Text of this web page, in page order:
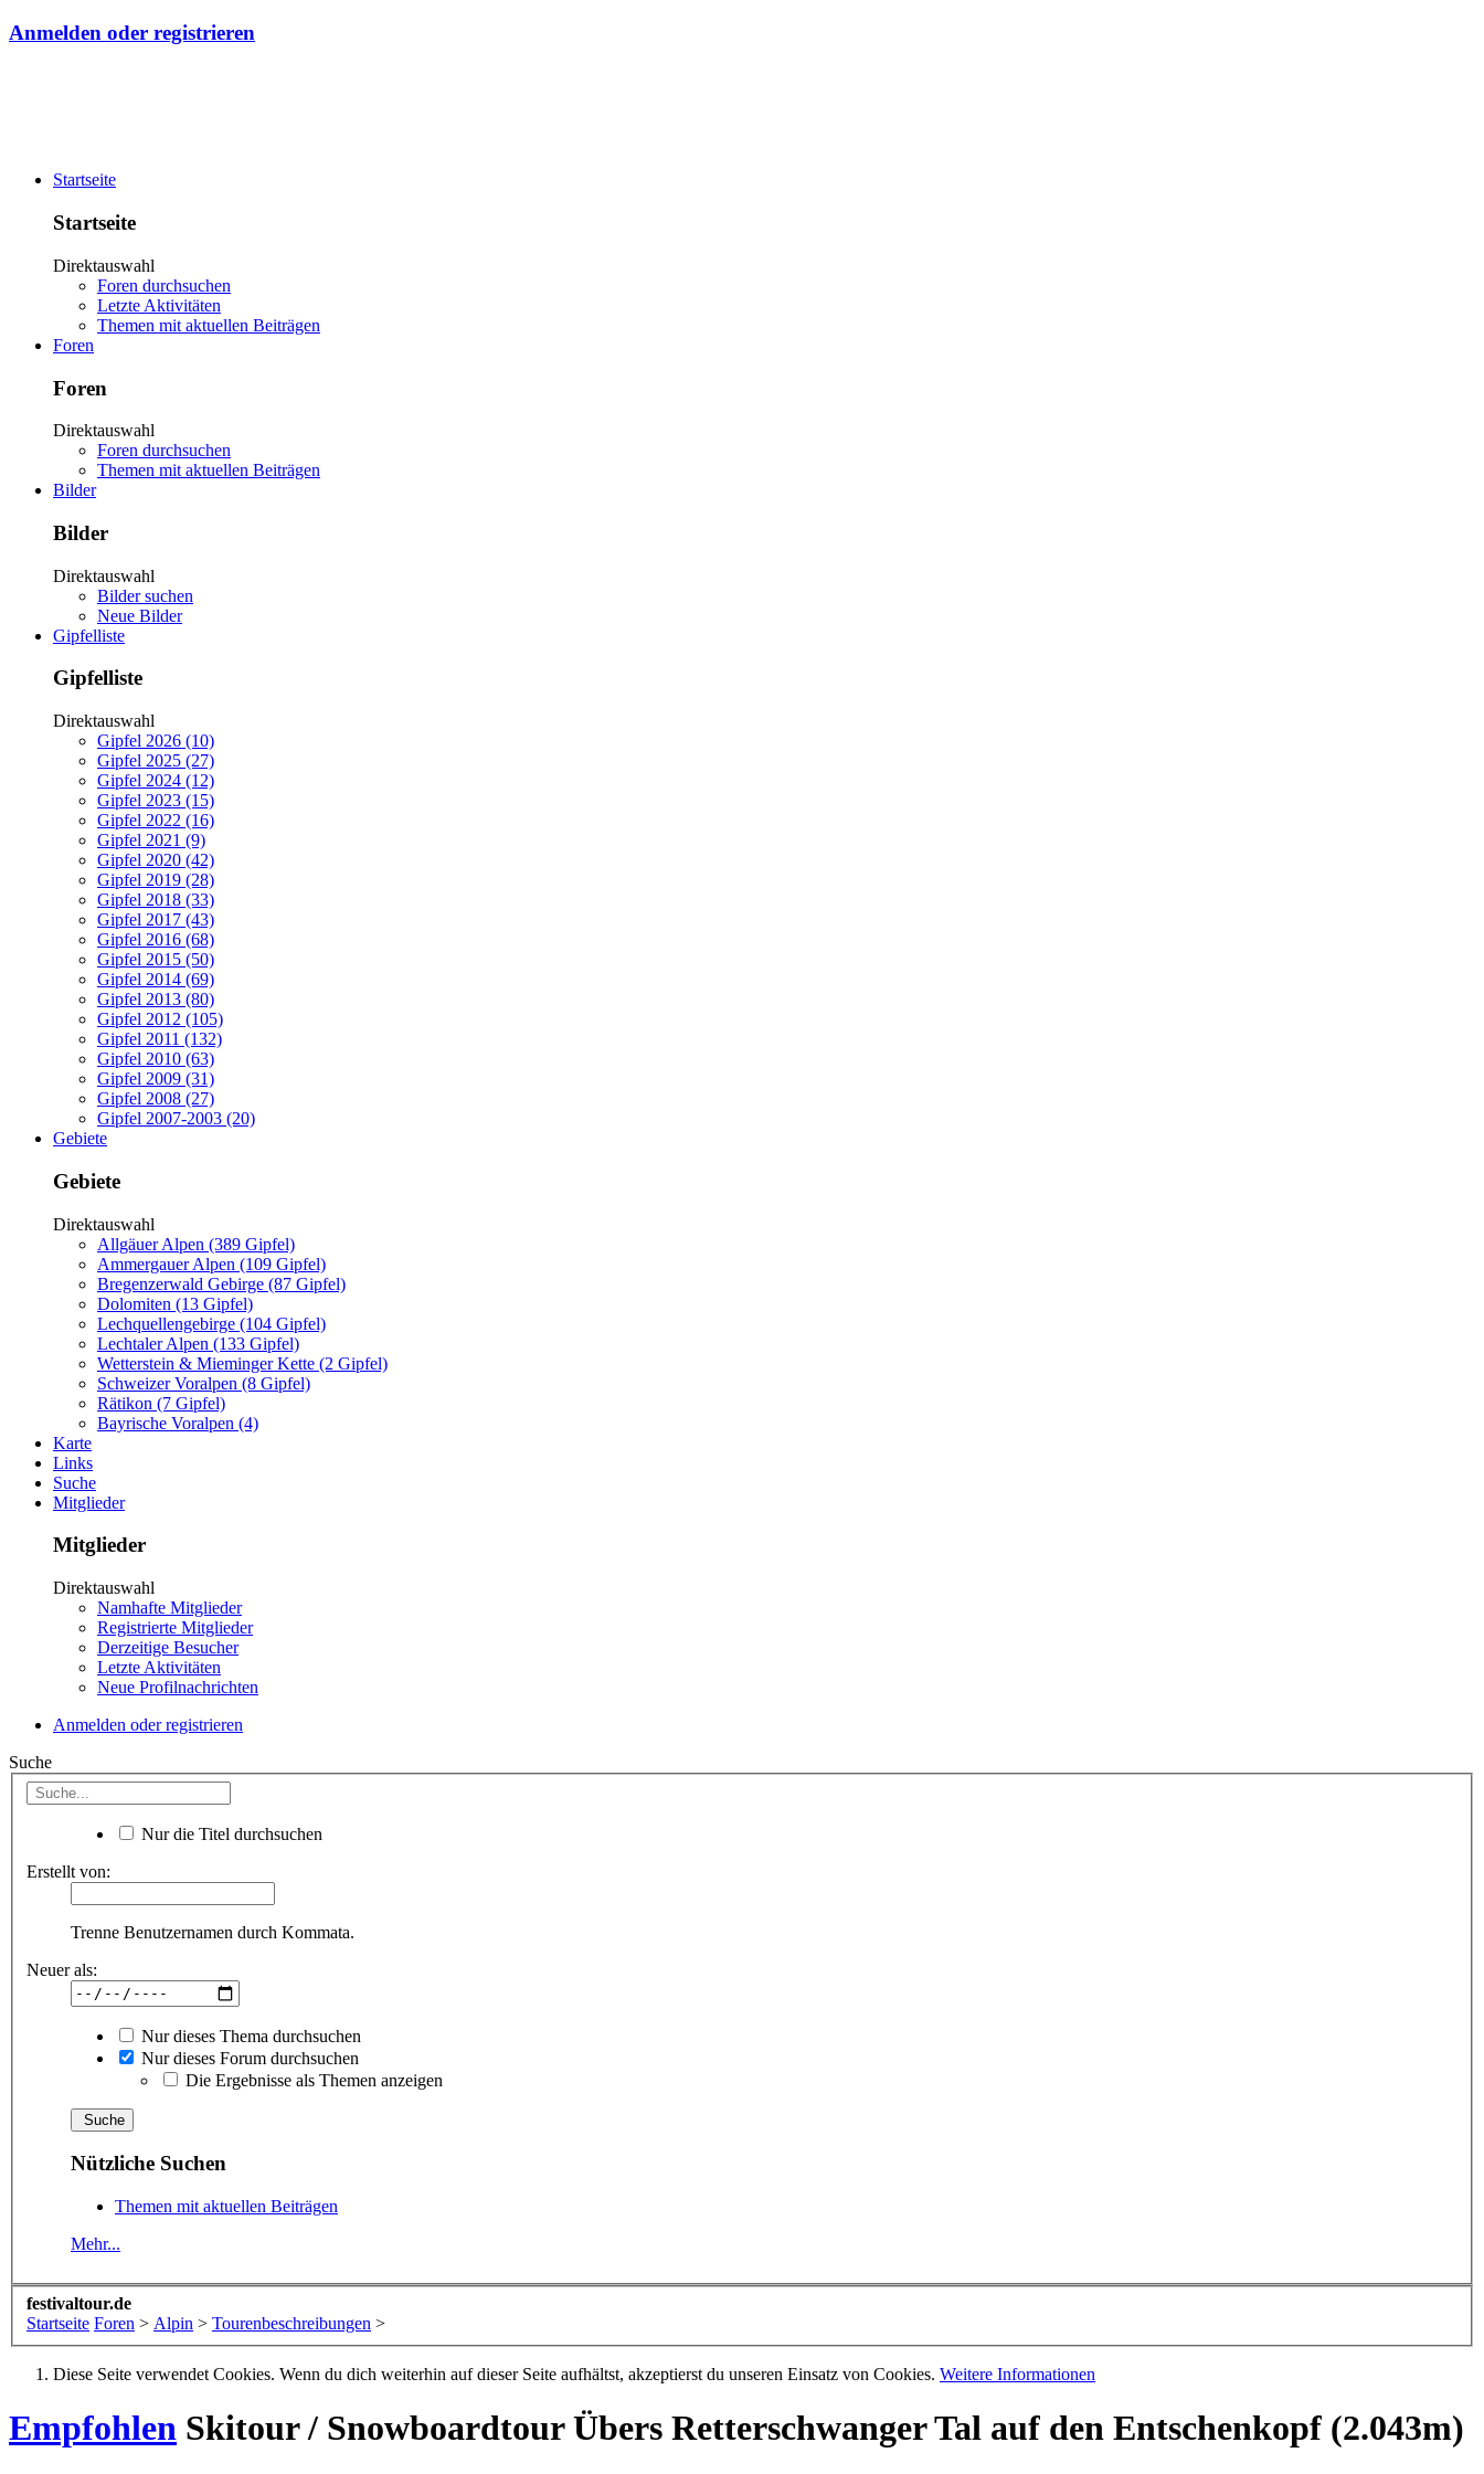
Anmelden oder registrieren
Startseite
Startseite
Direktauswahl
Foren durchsuchen
Letzte Aktivitäten
Themen mit aktuellen Beiträgen
Foren
Foren
Direktauswahl
Foren durchsuchen
Themen mit aktuellen Beiträgen
Bilder
Bilder
Direktauswahl
Bilder suchen
Neue Bilder
Gipfelliste
Gipfelliste
Direktauswahl
Gipfel 2026 (10)
Gipfel 2025 (27)
Gipfel 2024 (12)
Gipfel 2023 (15)
Gipfel 2022 (16)
Gipfel 2021 (9)
Gipfel 2020 (42)
Gipfel 2019 (28)
Gipfel 2018 (33)
Gipfel 2017 (43)
Gipfel 2016 (68)
Gipfel 2015 (50)
Gipfel 2014 (69)
Gipfel 2013 (80)
Gipfel 2012 (105)
Gipfel 2011 (132)
Gipfel 2010 (63)
Gipfel 2009 (31)
Gipfel 2008 (27)
Gipfel 2007-2003 (20)
Gebiete
Gebiete
Direktauswahl
Allgäuer Alpen (389 Gipfel)
Ammergauer Alpen (109 Gipfel)
Bregenzerwald Gebirge (87 Gipfel)
Dolomiten (13 Gipfel)
Lechquellengebirge (104 Gipfel)
Lechtaler Alpen (133 Gipfel)
Wetterstein & Mieminger Kette (2 Gipfel)
Schweizer Voralpen (8 Gipfel)
Rätikon (7 Gipfel)
Bayrische Voralpen (4)
Karte
Links
Suche
Mitglieder
Mitglieder
Direktauswahl
Namhafte Mitglieder
Registrierte Mitglieder
Derzeitige Besucher
Letzte Aktivitäten
Neue Profilnachrichten
Anmelden oder registrieren
Suche
Nur die Titel durchsuchen
Erstellt von:
Trenne Benutzernamen durch Kommata.
Neuer als:
Nur dieses Thema durchsuchen
Nur dieses Forum durchsuchen
Die Ergebnisse als Themen anzeigen
Nützliche Suchen
Themen mit aktuellen Beiträgen
Mehr...
festivaltour.de
Startseite Foren > Alpin > Tourenbeschreibungen >
Diese Seite verwendet Cookies. Wenn du dich weiterhin auf dieser Seite aufhältst, akzeptierst du unseren Einsatz von Cookies. Weitere Informationen
Empfohlen Skitour / SnowboardtourÜbers Retterschwanger Tal auf den Entschenkopf (2.043m)